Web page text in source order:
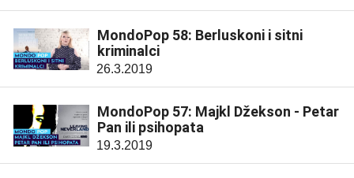
MondoPop 58: Berluskoni i sitni
kriminalci
26.3.2019
MondoPop 57: Majkl Džekson - Petar
Pan ili psihopata
19.3.2019